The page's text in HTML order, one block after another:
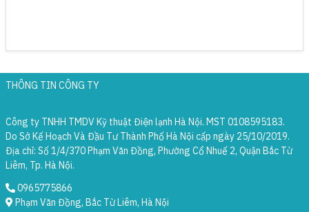
THÔNG TIN CÔNG TY
Công ty TNHH TMDV Kỹ thuật Điện lạnh Hà Nội. MST 0108595183.
Do Sở Kế Hoạch Và Đầu Tư Thành Phố Hà Nội cấp ngày 25/10/2019.
Địa chỉ: Số 1/4/370 Phạm Văn Đồng, Phường Cổ Nhuế 2, Quận Bắc Từ
Liêm, Tp. Hà Nội.
0965775866
Phạm Văn Đồng, Bắc Từ Liêm, Hà Nội